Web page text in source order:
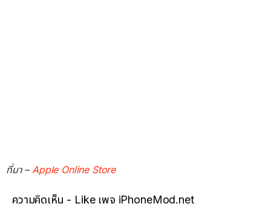
ที่มา – Apple Online Store
ความคิดเห็น - Like เพจ iPhoneMod.net